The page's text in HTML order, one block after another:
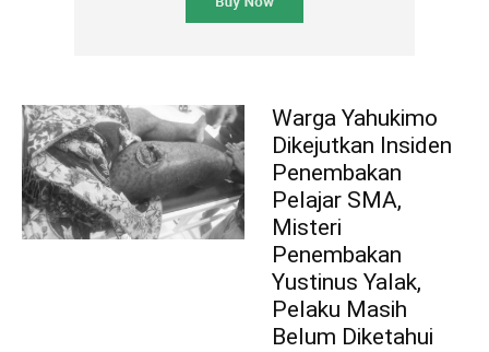
Warga Yahukimo
Dikejutkan Insiden
Penembakan
Pelajar SMA,
Misteri
Penembakan
Yustinus Yalak,
Pelaku Masih
Belum Diketahui